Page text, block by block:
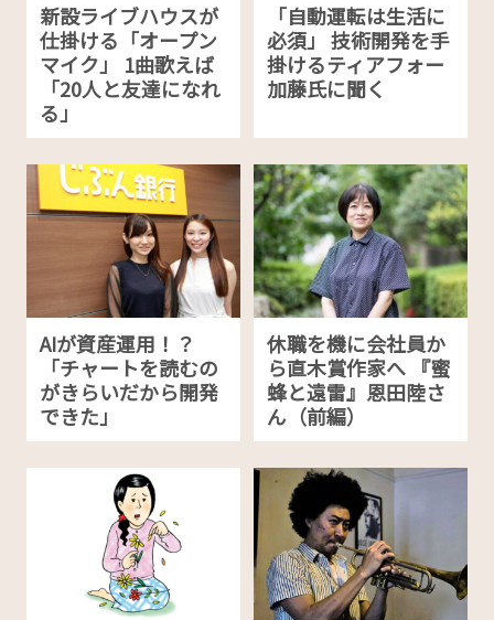
新設ライブハウスが
仕掛ける「オープン
マイク」 1曲歌えば
「20人と友達になれ
る」
「自動運転は生活に
必須」 技術開発を手
掛けるティアフォー
加藤氏に聞く
AIが資産運用！？
「チャートを読むの
がきらいだから開発
できた」
休職を機に会社員か
ら直木賞作家へ 『蜜
蜂と遠雷』恩田陸さ
ん（前編）